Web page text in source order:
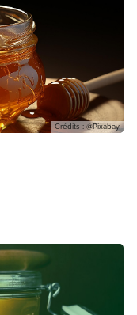
Crédits : @Pixabay